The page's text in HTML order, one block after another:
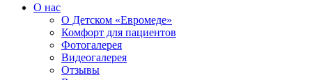
О нас
О Детском «Евромеде»
Комфорт для пациентов
Фотогалерея
Видеогалерея
Отзывы